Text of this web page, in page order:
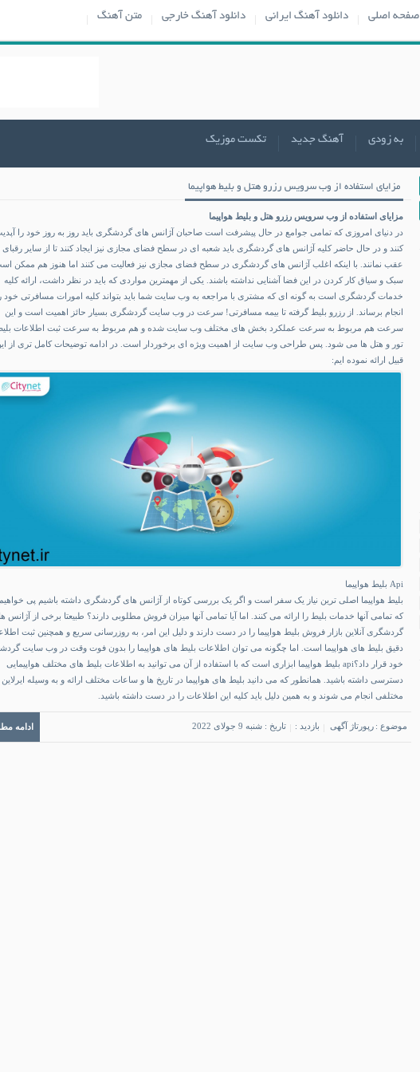
صفحه اصلی دانلود آهنگ ایرانی دانلود آهنگ خارجی متن آهنگ
به زودی آهنگ جدید تکست موزیک
مزایای استفاده از وب سرویس رزرو هتل و بلیط هواپیما
مزایای استفاده از وب سرویس رزرو هتل و بلیط هواپیما
در دنیای امروزی که تمامی جوامع در حال پیشرفت است صاحبان آژانس های گردشگری باید روز به روز خود را
کنند و در حال حاضر کلیه آژانس های گردشگری باید شعبه ای در سطح فضای مجازی نیز ایجاد کنند تا از سایر رقبای
عقب نمانند. با اینکه اغلب آژانس های گردشگری در سطح فضای مجازی نیز فعالیت می کنند اما هنوز هم ممکن
سبک و سیاق کار کردن در این فضا آشنایی نداشته باشند. یکی از مهمترین مواردی که باید در نظر داشت، ارائه کلیه
خدمات گردشگری است به گونه ای که مشتری با مراجعه به وب سایت شما باید بتواند کلیه امورات مسافرتی خود
انجام برساند. از رزرو بلیط گرفته تا بیمه مسافرتی! سرعت در وب سایت گردشگری بسیار حائز اهمیت است و این
سرعت هم مربوط به سرعت عملکرد بخش های مختلف وب سایت شده و هم مربوط به سرعت ثبت اطلاعات
تور و هتل ها می شود. پس طراحی وب سایت از اهمیت ویژه ای برخوردار است. در ادامه توضیحات کامل تری از
قبیل ارائه نموده ایم:
Api بلیط هواپیما
بلیط هواپیما اصلی ترین نیاز یک سفر است و اگر یک بررسی کوتاه از آژانس های گردشگری داشته باشیم پی خواهیم
که تمامی آنها خدمات بلیط را ارائه می کنند. اما آیا تمامی آنها میزان فروش مطلوبی دارند؟ طبیعتا برخی از آژانس
گردشگری آنلاین بازار فروش بلیط هواپیما را در دست دارند و دلیل این امر، به روزرسانی سریع و همچنین ثبت
دقیق بلیط های هواپیما است. اما چگونه می توان اطلاعات بلیط های هواپیما را بدون فوت وقت در وب سایت
خود قرار داد؟api بلیط هواپیما
ابزاری است که با استفاده از آن می توانید به اطلاعات بلیط های مختلف هواپیمایی
دسترسی داشته باشید. همانطور که می دانید بلیط های هواپیما در تاریخ ها و ساعات مختلف ارائه و به وسیله
مختلفی انجام می شوند و به همین دلیل باید کلیه این اطلاعات را در دست داشته باشید.
موضوع : رپورتاژ آگهی بازدید : تاریخ : شنبه 9 جولای 2022 ادامه